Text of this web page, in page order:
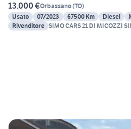
13.000 €Orbassano(TO)
Usato
07/2023 67500 Km Diesel
Rivenditore SIMO CARS 21 DI MICOZZI